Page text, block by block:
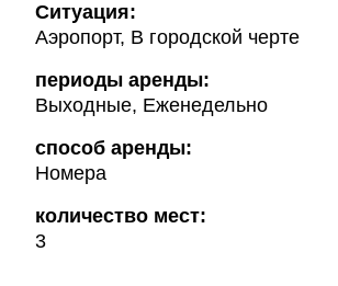
Ситуация:
Аэропорт, В городской черте
периоды аренды:
Выходные, Еженедельно
способ аренды:
Номера
количество мест:
3